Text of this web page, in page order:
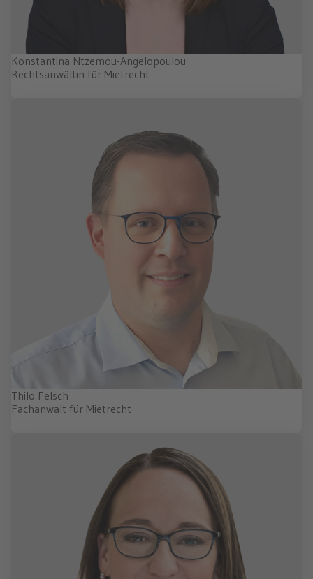
Konstantina Ntzemou-Angelopoulou
Rechtsanwältin für Mietrecht
Thilo Felsch
Fachanwalt für Mietrecht